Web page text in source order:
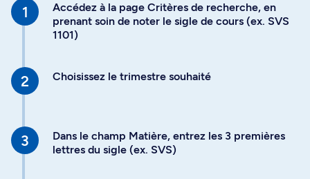
Accédez à la page Critères de recherche, en
prenant soin de noter le sigle de cours (ex. SVS
1101)
Choisissez le trimestre souhaité
Dans le champ Matière, entrez les 3 premières
lettres du sigle (ex. SVS)